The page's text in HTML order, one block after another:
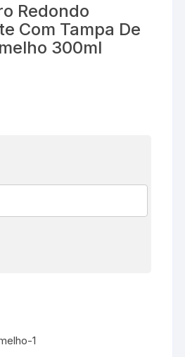
Redondo
Com Tampa De
300ml
1